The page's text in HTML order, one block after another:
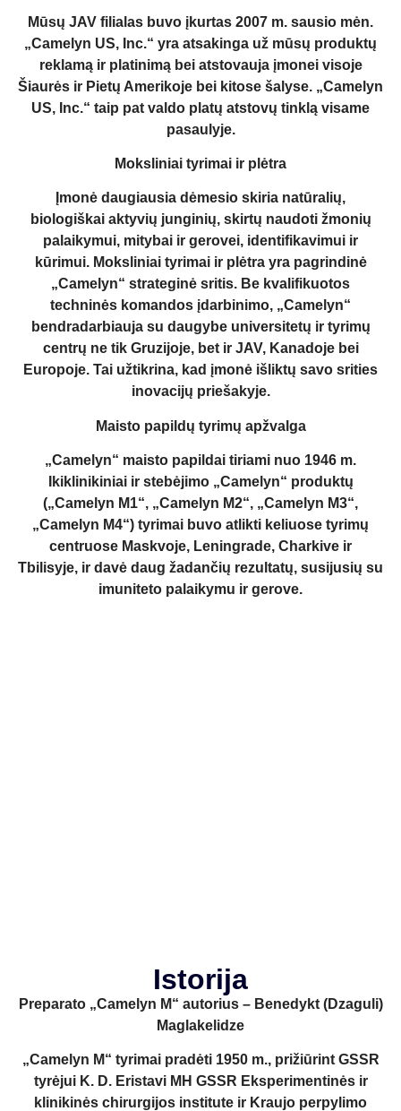
Mūsų JAV filialas buvo įkurtas 2007 m. sausio mėn.
„Camelyn US, Inc.“ yra atsakinga už mūsų produktų
reklamą ir platinimą bei atstovauja įmonei visoje
Šiaurės ir Pietų Amerikoje bei kitose šalyse. „Camelyn
US, Inc.“ taip pat valdo platų atstovų tinklą visame
pasaulyje.
Moksliniai tyrimai ir plėtra
Įmonė daugiausia dėmesio skiria natūralių,
biologiškai aktyvių junginių, skirtų naudoti žmonių
palaikymui, mitybai ir gerovei, identifikavimui ir
kūrimui. Moksliniai tyrimai ir plėtra yra pagrindinė
„Camelyn“ strateginė sritis. Be kvalifikuotos
techninės komandos įdarbinimo, „Camelyn“
bendradarbiauja su daugybe universitetų ir tyrimų
centrų ne tik Gruzijoje, bet ir JAV, Kanadoje bei
Europoje. Tai užtikrina, kad įmonė išliktų savo srities
inovacijų priešakyje.
Maisto papildų tyrimų apžvalga
„Camelyn“ maisto papildai tiriami nuo 1946 m.
Ikiklinikiniai ir stebėjimo „Camelyn“ produktų
(„Camelyn M1“, „Camelyn M2“, „Camelyn M3“,
„Camelyn M4“) tyrimai buvo atlikti keliuose tyrimų
centruose Maskvoje, Leningrade, Charkive ir
Tbilisyje, ir davė daug žadančių rezultatų, susijusių su
imuniteto palaikymu ir gerove.
Istorija
Preparato „Camelyn M“ autorius – Benedykt (Dzaguli)
Maglakelidze
„Camelyn M“ tyrimai pradėti 1950 m., prižiūrint GSSR
tyrėjui K. D. Eristavi MH GSSR Eksperimentinės ir
klinikinės chirurgijos institute ir Kraujo perpylimo